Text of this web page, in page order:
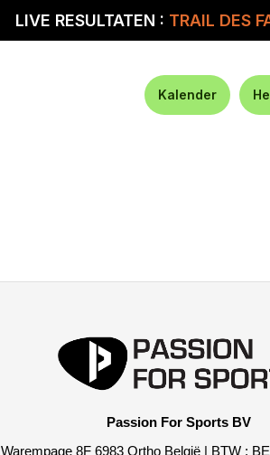
LIVE RESULTATEN : TRAIL DES
Kalender
Passion For Sports BV
Warempage 8F 6983 Ortho België | BTW :